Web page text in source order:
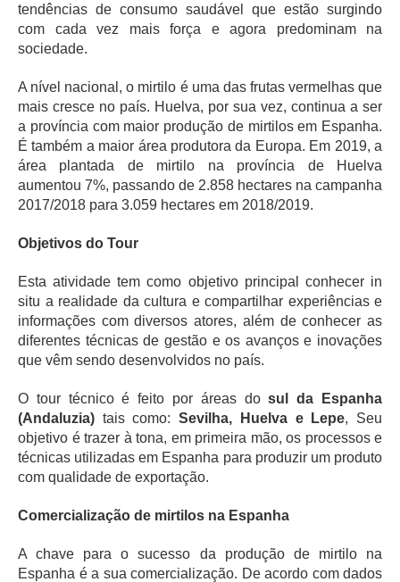
tendências de consumo saudável que estão surgindo
com cada vez mais força e agora predominam na
sociedade.
A nível nacional, o mirtilo é uma das frutas vermelhas que
mais cresce no país. Huelva, por sua vez, continua a ser
a província com maior produção de mirtilos em Espanha.
É também a maior área produtora da Europa. Em 2019, a
área plantada de mirtilo na província de Huelva
aumentou 7%, passando de 2.858 hectares na campanha
2017/2018 para 3.059 hectares em 2018/2019.
Objetivos do Tour
Esta atividade tem como objetivo principal conhecer in
situ a realidade da cultura e compartilhar experiências e
informações com diversos atores, além de conhecer as
diferentes técnicas de gestão e os avanços e inovações
que vêm sendo desenvolvidos no país.
O tour técnico é feito por áreas dosul da Espanha
(Andaluzia) tais como:Sevilha, Huelva e Lepe, Seu
objetivo é trazer à tona, em primeira mão, os processos e
técnicas utilizadas em Espanha para produzir um produto
com qualidade de exportação.
Comercialização de mirtilos na Espanha
A chave para o sucesso da produção de mirtilo na
Espanha é a sua comercialização. De acordo com dados